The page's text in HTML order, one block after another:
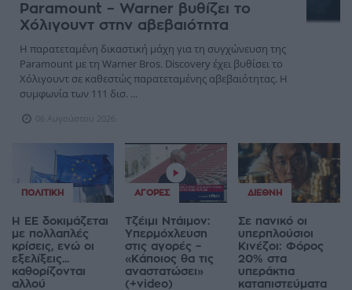
Paramount – Warner βυθίζει το
Χόλιγουντ στην αβεβαιότητα
Η παρατεταμένη δικαστική μάχη για τη συγχώνευση της
Paramount με τη Warner Bros. Discovery έχει βυθίσει το
Χόλιγουντ σε καθεστώς παρατεταμένης αβεβαιότητας. Η
συμφωνία των 111 δισ. ...
06 Αυγούστου 2026
ΠΟΛΙΤΙΚΉ
Η ΕΕ δοκιμάζεται
με πολλαπλές
κρίσεις, ενώ οι
εξελίξεις...
καθορίζονται
αλλού
ΑΓΟΡΈΣ
Τζέιμι Ντάιμον:
Υπερμόχλευση
στις αγορές –
«Κάποιος θα τις
αναστατώσει»
(+video)
ΔΙΕΘΝΉ
Σε πανικό οι
υπερπλούσιοι
Κινέζοι: Φόρος
20% στα
υπεράκτια
καταπιστεύματα